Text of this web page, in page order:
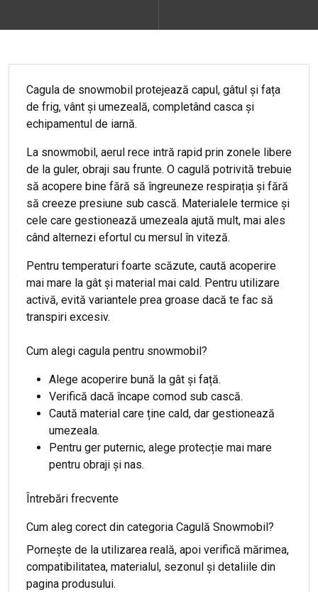
Cagula de snowmobil protejează capul, gâtul și fața
de frig, vânt și umezeală, completând casca și
echipamentul de iarnă.
La snowmobil, aerul rece intră rapid prin zonele libere
de la guler, obraji sau frunte. O cagulă potrivită trebuie
să acopere bine fără să îngreuneze respirația și fără
să creeze presiune sub cască. Materialele termice și
cele care gestionează umezeala ajută mult, mai ales
când alternezi efortul cu mersul în viteză.
Pentru temperaturi foarte scăzute, caută acoperire
mai mare la gât și material mai cald. Pentru utilizare
activă, evită variantele prea groase dacă te fac să
transpiri excesiv.
Cum alegi cagula pentru snowmobil?
Alege acoperire bună la gât și față.
Verifică dacă încape comod sub cască.
Caută material care ține cald, dar gestionează
umezeala.
Pentru ger puternic, alege protecție mai mare
pentru obraji și nas.
Întrebări frecvente
Cum aleg corect din categoria Cagulă Snowmobil?
Pornește de la utilizarea reală, apoi verifică mărimea,
compatibilitatea, materialul, sezonul și detaliile din
pagina produsului.